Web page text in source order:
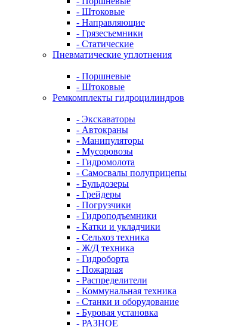
- Штоковые
- Направляющие
- Грязесъемники
- Cтатические
Пневматические уплотнения
- Поршневые
- Штоковые
Ремкомплекты гидроцилиндров
- Экскаваторы
- Автокраны
- Манипуляторы
- Мусоровозы
- Гидромолота
- Самосвалы полуприцепы
- Бульдозеры
- Грейдеры
- Погрузчики
- Гидроподъемники
- Катки и укладчики
- Сельхоз техника
- Ж/Д техника
- Гидроборта
- Пожарная
- Распределители
- Коммунальная техника
- Станки и оборудование
- Буровая установка
- РАЗНОЕ